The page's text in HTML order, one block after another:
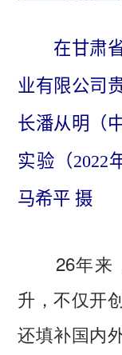
在甘肃
业有限公司
长潘从明（
实验（2022
马希平 摄
26年来，
升，不仅开
还填补国内